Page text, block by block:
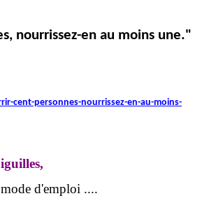
nourrissez-en au moins une."
cent-personnes-nourrissez-en-au-moins-
d'emploi ....